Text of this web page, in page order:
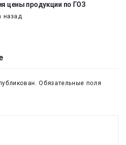
цены продукции по ГОЗ
назад
Обязательные поля